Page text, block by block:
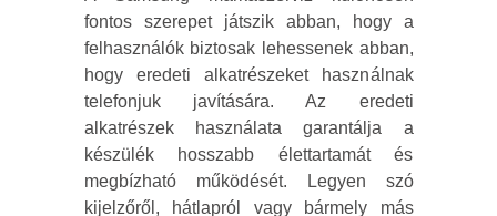
fontos szerepet játszik abban, hogy a
felhasználók biztosak lehessenek abban,
hogy eredeti alkatrészeket használnak
telefonjuk javítására. Az eredeti
alkatrészek használata garantálja a
készülék hosszabb élettartamát és
megbízható működését. Legyen szó
kijelzőről, hátlapról vagy bármely más